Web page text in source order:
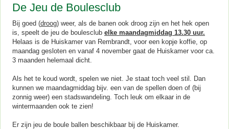
De Jeu de Boulesclub
Bij goed (droog) weer, als de banen ook droog zijn en het hek open
is, speelt de jeu de boulesclub elke maandagmiddag 13.30 uur.
Helaas is de Huiskamer van Rembrandt, voor een kopje koffie, op
maandag gesloten en vanaf 4 november gaat de Huiskamer voor ca.
3 maanden helemaal dicht.
Als het te koud wordt, spelen we niet. Je staat toch veel stil. Dan
kunnen we maandagmiddag bijv. een van de spellen doen of (bij
zonnig weer) een stadswandeling. Toch leuk om elkaar in de
wintermaanden ook te zien!
Er zijn jeu de boule ballen beschikbaar bij de Huiskamer.